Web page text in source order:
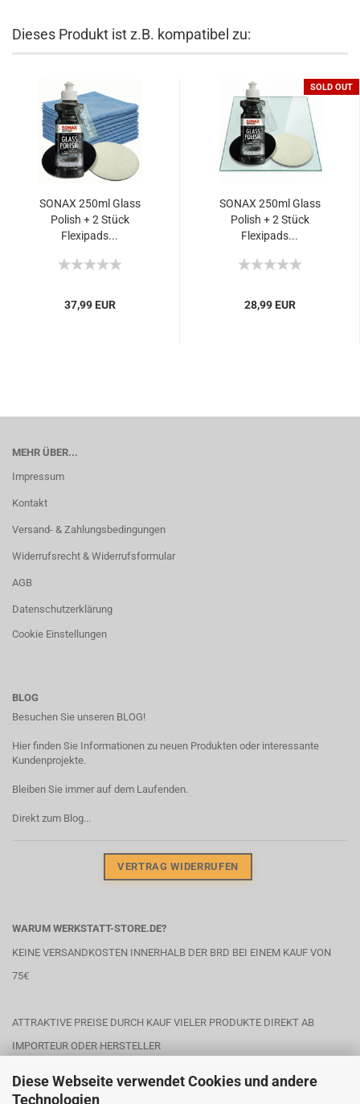
Diese Webseite verwendet Cookies und andere
Technologien
Dieses Produkt ist z.B. kompatibel zu:
SONAX 250ml Glass
Polish + 2 Stück
Flexipads...
37,99 EUR
SOLD OUT
SONAX 250ml Glass
Polish + 2 Stück
Flexipads...
28,99 EUR
MEHR ÜBER...
Impressum
Kontakt
Versand- & Zahlungsbedingungen
Widerrufsrecht & Widerrufsformular
AGB
Datenschutzerklärung
Cookie Einstellungen
BLOG
Besuchen Sie unseren BLOG!
Hier finden Sie Informationen zu neuen Produkten oder interessante
Kundenprojekte.
Bleiben Sie immer auf dem Laufenden.
Direkt zum Blog...
VERTRAG WIDERRUFEN
WARUM WERKSTATT-STORE.DE?
KEINE VERSANDKOSTEN INNERHALB DER BRD BEI EINEM KAUF VON
75€
ATTRAKTIVE PREISE DURCH KAUF VIELER PRODUKTE DIREKT AB
IMPORTEUR ODER HERSTELLER